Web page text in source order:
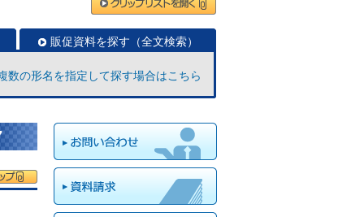
販促資料を探す（全文検索）
数の形名を指定して探す場合はこちら